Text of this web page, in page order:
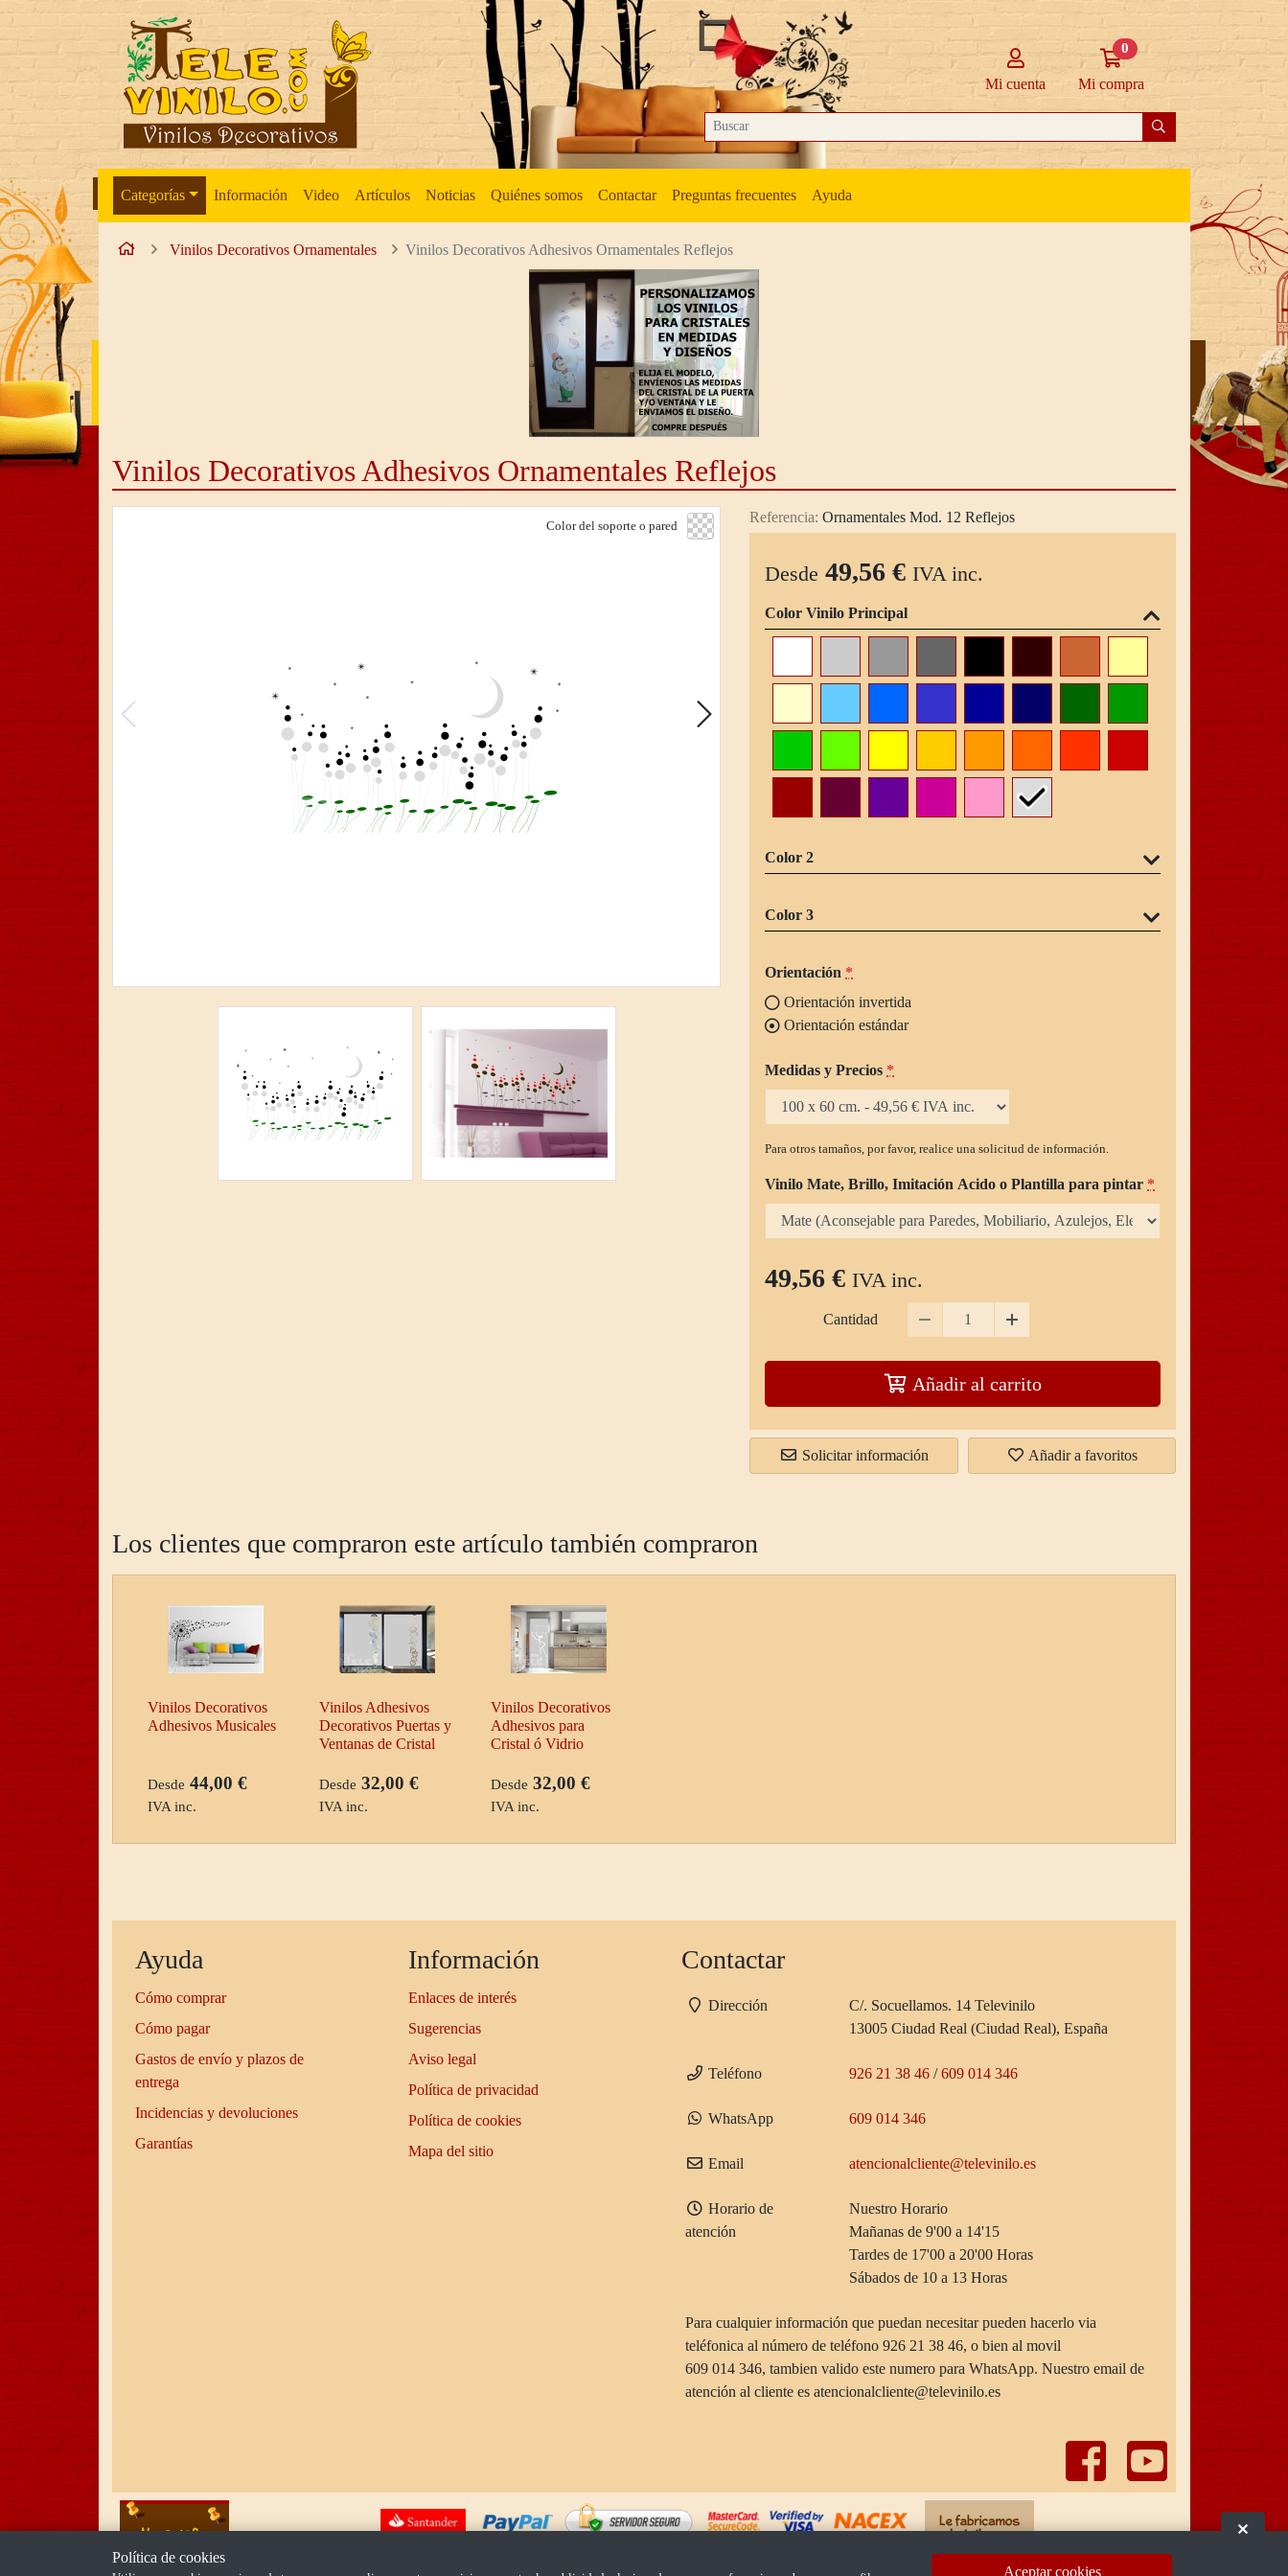
Mi cuenta
Mi cuenta
Ir a mi compra
0
Mi compra
Categorías Información Video Artículos Noticias Quiénes somos Contactar Preguntas frecuentes Ayuda
Inicio Vinilos Decorativos Ornamentales Vinilos Decorativos Adhesivos Ornamentales Reflejos
Vinilos Decorativos Adhesivos Ornamentales Reflejos
Color del soporte o pared
Referencia: Ornamentales Mod. 12 Reflejos
Desde 49,56 € IVA inc.
Color Vinilo Principal
Color 2
Color 3
Orientación *
Orientación invertida
Orientación estándar
Medidas y Precios *
Para otros tamaños, por favor, realice una solicitud de información.
Vinilo Mate, Brillo, Imitación Acido o Plantilla para pintar *
49,56 € IVA inc.
Cantidad
Añadir al carrito
Solicitar información Añadir a favoritos
Los clientes que compraron este artículo también compraron
Vinilos Decorativos
Adhesivos Musicales
Desde 44,00 €
IVA inc.
Vinilos Adhesivos
Decorativos Puertas y
Ventanas de Cristal
Desde 32,00 €
IVA inc.
Vinilos Decorativos
Adhesivos para
Cristal ó Vidrio
Desde 32,00 €
IVA inc.
Ayuda
Cómo comprar
Cómo pagar
Gastos de envío y plazos de
entrega
Incidencias y devoluciones
Garantías
Información
Enlaces de interés
Sugerencias
Aviso legal
Política de privacidad
Política de cookies
Mapa del sitio
Contactar
Dirección
C/. Socuellamos. 14 Televinilo
13005 Ciudad Real (Ciudad Real), España
Teléfono 926 21 38 46 /609 014 346
WhatsApp 609 014 346
Email atencionalcliente@televinilo.es
Horario de
atención
Nuestro Horario
Mañanas de 9'00 a 14'15
Tardes de 17'00 a 20'00 Horas
Sábados de 10 a 13 Horas
Para cualquier información que puedan necesitar pueden hacerlo via
teléfonica al número de teléfono 926 21 38 46, o bien al movil
609 014 346, tambien valido este numero para WhatsApp. Nuestro email de
atención al cliente es atencionalcliente@televinilo.es
Política de cookies
Aceptar cookies